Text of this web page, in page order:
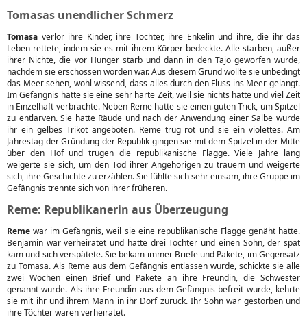
Tomasas unendlicher Schmerz
Tomasa verlor ihre Kinder, ihre Tochter, ihre Enkelin und ihre, die ihr das
Leben rettete, indem sie es mit ihrem Körper bedeckte. Alle starben, außer
ihrer Nichte, die vor Hunger starb und dann in den Tajo geworfen wurde,
nachdem sie erschossen worden war. Aus diesem Grund wollte sie unbedingt
das Meer sehen, wohl wissend, dass alles durch den Fluss ins Meer gelangt.
Im Gefängnis hatte sie eine sehr harte Zeit, weil sie nichts hatte und viel Zeit
in Einzelhaft verbrachte. Neben Reme hatte sie einen guten Trick, um Spitzel
zu entlarven. Sie hatte Räude und nach der Anwendung einer Salbe wurde
ihr ein gelbes Trikot angeboten. Reme trug rot und sie ein violettes. Am
Jahrestag der Gründung der Republik gingen sie mit dem Spitzel in der Mitte
über den Hof und trugen die republikanische Flagge. Viele Jahre lang
weigerte sie sich, um den Tod ihrer Angehörigen zu trauern und weigerte
sich, ihre Geschichte zu erzählen. Sie fühlte sich sehr einsam, ihre Gruppe im
Gefängnis trennte sich von ihrer früheren.
Reme: Republikanerin aus Überzeugung
Reme war im Gefängnis, weil sie eine republikanische Flagge genäht hatte.
Benjamin war verheiratet und hatte drei Töchter und einen Sohn, der spät
kam und sich verspätete. Sie bekam immer Briefe und Pakete, im Gegensatz
zu Tomasa. Als Reme aus dem Gefängnis entlassen wurde, schickte sie alle
zwei Wochen einen Brief und Pakete an ihre Freundin, die Schwester
genannt wurde. Als ihre Freundin aus dem Gefängnis befreit wurde, kehrte
sie mit ihr und ihrem Mann in ihr Dorf zurück. Ihr Sohn war gestorben und
ihre Töchter waren verheiratet.